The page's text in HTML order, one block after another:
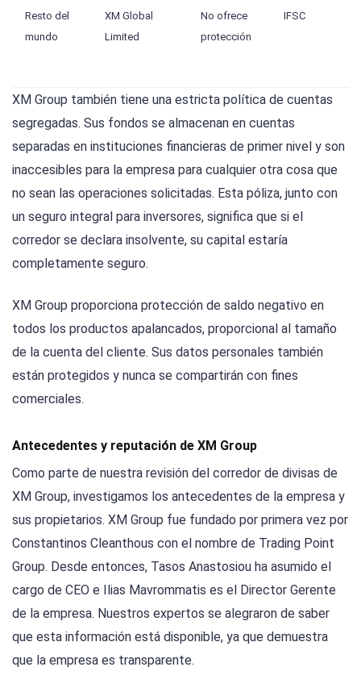
Resto del
mundo
XM Global
Limited
No ofrece
protección
IFSC
XM Group también tiene una estricta política de cuentas
segregadas. Sus fondos se almacenan en cuentas
separadas en instituciones financieras de primer nivel y son
inaccesibles para la empresa para cualquier otra cosa que
no sean las operaciones solicitadas. Esta póliza, junto con
un seguro integral para inversores, significa que si el
corredor se declara insolvente, su capital estaría
completamente seguro.
XM Group proporciona protección de saldo negativo en
todos los productos apalancados, proporcional al tamaño
de la cuenta del cliente. Sus datos personales también
están protegidos y nunca se compartirán con fines
comerciales.
Antecedentes y reputación de XM Group
Como parte de nuestra revisión del corredor de divisas de
XM Group, investigamos los antecedentes de la empresa y
sus propietarios. XM Group fue fundado por primera vez por
Constantinos Cleanthous con el nombre de Trading Point
Group. Desde entonces, Tasos Anastosiou ha asumido el
cargo de CEO e Ilias Mavrommatis es el Director Gerente
de la empresa. Nuestros expertos se alegraron de saber
que esta información está disponible, ya que demuestra
que la empresa es transparente.